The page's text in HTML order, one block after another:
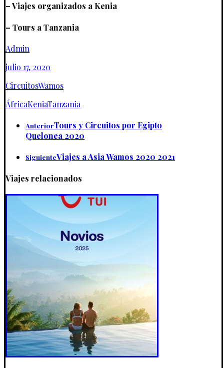
– Viajes organizados a Kenia
– Tours a Tanzania
Admin
julio 17, 2020
CircuitosWamos
ÁfricaKeniaTanzania
AnteriorTours y Circuitos por Egipto
Quelonea 2020
SiguienteViajes a Asia Wamos 2020 2021
Viajes relacionados